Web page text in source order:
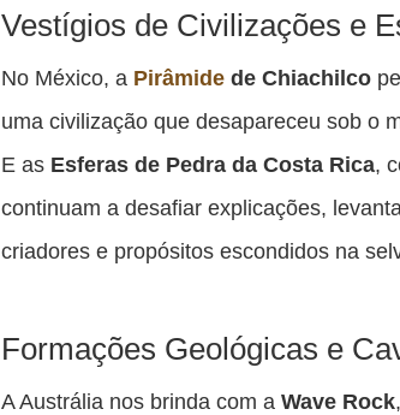
Vestígios de Civilizações e
No México, a Pirâmide de Chiachilco
uma civilização que desapareceu sob o
E as Esferas de Pedra da Costa Rica,
continuam a desafiar explicações,
criadores e propósitos escondidos na
Formações Geológicas e
A Austrália nos brinda com aWave Rock